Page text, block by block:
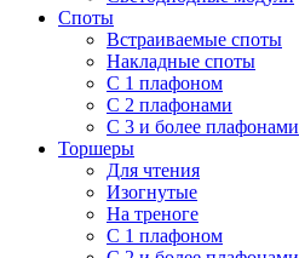
Споты
Встраиваемые споты
Накладные споты
С 1 плафоном
С 2 плафонами
С 3 и более плафонами
Торшеры
Для чтения
Изогнутые
На треноге
С 1 плафоном